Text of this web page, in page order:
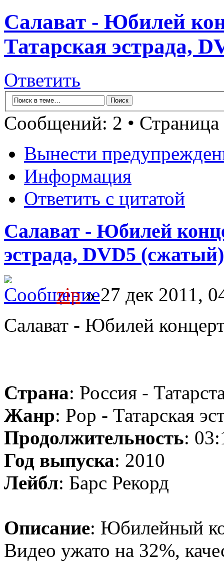
Салават - Юбилей
Татарская эстрада,
Ответить
Сообщений: 2 • Страница
Вынести
Информация
Ответить с цитатой
Салават - Юбилей
эстрада, DVD5
zip» 27 дек 2011,
Салават - Юбилей
Страна: Россия -
Жанр: Pop - Татарская
Продолжительность:
Год выпуска: 2010
Лейбл: Барс Рекорд
Описание: Юбилейный
Видео ужато на 32%,